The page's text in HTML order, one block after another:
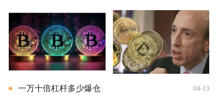
一万十倍杠杆多少爆仓 04-13